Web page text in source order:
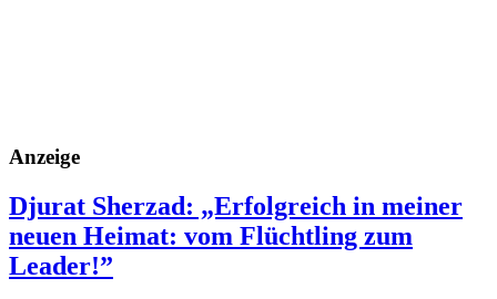
Anzeige
Djurat Sherzad: „Erfolgreich in meiner
neuen Heimat: vom Flüchtling zum
Leader!”